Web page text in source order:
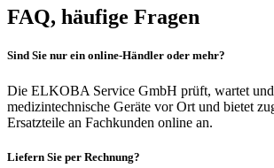
FAQ, häufige Fragen
Sind Sie nur ein online-Händler oder mehr?
Die ELKOBA Service GmbH prüft, wartet
medizintechnische Geräte vor Ort und bietet
Ersatzteile an Fachkunden online an.
Liefern Sie per Rechnung?